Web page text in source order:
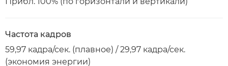
Частота кадров
59,97 кадра/сек. (плавное) / 29,97 кадра/сек.
(экономия энергии)